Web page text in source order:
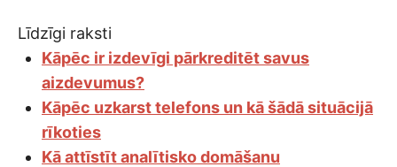
Līdzīgi raksti
Kāpēc ir izdevīgi pārkreditēt savus
aizdevumus?
Kāpēc uzkarst telefons un kā šādā situācijā
rīkoties
Kā attīstīt analītisko domāšanu